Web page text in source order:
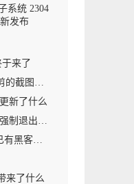
系统 2304
发布
来了
新了什么
来了什么